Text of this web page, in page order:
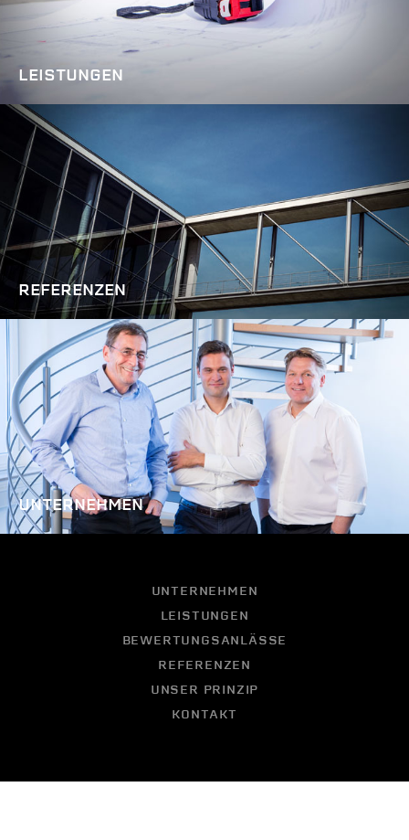
LEISTUNGEN
REFERENZEN
UNTERNEHMEN
UNTERNEHMEN
LEISTUNGEN
BEWERTUNGSANLÄSSE
REFERENZEN
UNSER PRINZIP
KONTAKT